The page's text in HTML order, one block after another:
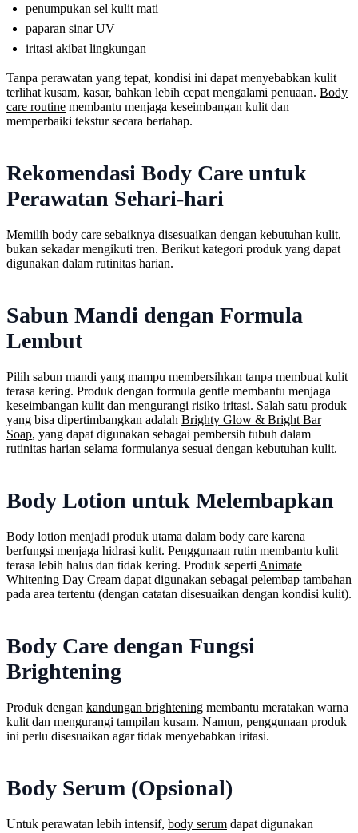
penumpukan sel kulit mati
paparan sinar UV
iritasi akibat lingkungan
Tanpa perawatan yang tepat, kondisi ini dapat menyebabkan kulit
terlihat kusam, kasar, bahkan lebih cepat mengalami penuaan. Body
care routine membantu menjaga keseimbangan kulit dan
memperbaiki tekstur secara bertahap.
Rekomendasi Body Care untuk
Perawatan Sehari-hari
Memilih body care sebaiknya disesuaikan dengan kebutuhan kulit,
bukan sekadar mengikuti tren. Berikut kategori produk yang dapat
digunakan dalam rutinitas harian.
Sabun Mandi dengan Formula
Lembut
Pilih sabun mandi yang mampu membersihkan tanpa membuat kulit
terasa kering. Produk dengan formula gentle membantu menjaga
keseimbangan kulit dan mengurangi risiko iritasi. Salah satu produk
yang bisa dipertimbangkan adalah Brighty Glow & Bright Bar
Soap, yang dapat digunakan sebagai pembersih tubuh dalam
rutinitas harian selama formulanya sesuai dengan kebutuhan kulit.
Body Lotion untuk Melembapkan
Body lotion menjadi produk utama dalam body care karena
berfungsi menjaga hidrasi kulit. Penggunaan rutin membantu kulit
terasa lebih halus dan tidak kering. Produk seperti Animate
Whitening Day Cream dapat digunakan sebagai pelembap tambahan
pada area tertentu (dengan catatan disesuaikan dengan kondisi kulit).
Body Care dengan Fungsi
Brightening
Produk dengan kandungan brightening membantu meratakan warna
kulit dan mengurangi tampilan kusam. Namun, penggunaan produk
ini perlu disesuaikan agar tidak menyebabkan iritasi.
Body Serum (Opsional)
Untuk perawatan lebih intensif, body serum dapat digunakan